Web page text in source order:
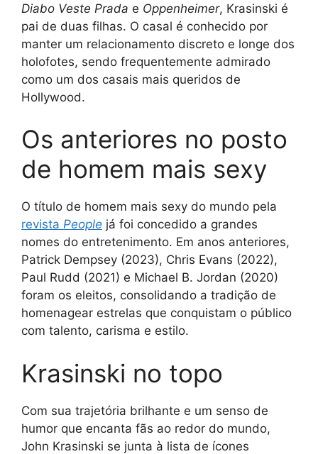
Diabo Veste Prada e Oppenheimer, Krasinski é
pai de duas filhas. O casal é conhecido por
manter um relacionamento discreto e longe dos
holofotes, sendo frequentemente admirado
como um dos casais mais queridos de
Hollywood.
Os anteriores no posto
de homem mais sexy
O título de homem mais sexy do mundo pela
revista People já foi concedido a grandes
nomes do entretenimento. Em anos anteriores,
Patrick Dempsey (2023), Chris Evans (2022),
Paul Rudd (2021) e Michael B. Jordan (2020)
foram os eleitos, consolidando a tradição de
homenagear estrelas que conquistam o público
com talento, carisma e estilo.
Krasinski no topo
Com sua trajetória brilhante e um senso de
humor que encanta fãs ao redor do mundo,
John Krasinski se junta à lista de ícones